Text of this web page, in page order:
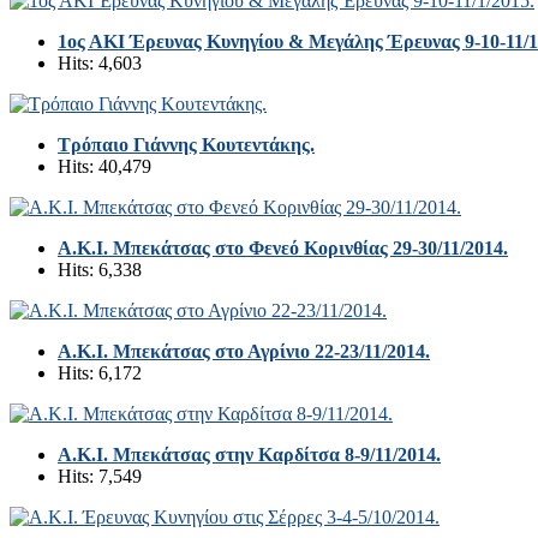
1ος ΑΚΙ Έρευνας Κυνηγίου & Μεγάλης Έρευνας 9-10-11/
Hits: 4,603
Τρόπαιο Γιάννης Κουτεντάκης.
Hits: 40,479
Α.Κ.Ι. Μπεκάτσας στο Φενεό Κορινθίας 29-30/11/2014.
Hits: 6,338
Α.Κ.Ι. Μπεκάτσας στο Αγρίνιο 22-23/11/2014.
Hits: 6,172
A.K.I. Μπεκάτσας στην Καρδίτσα 8-9/11/2014.
Hits: 7,549